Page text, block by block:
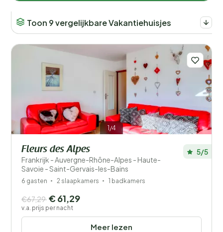
Toon 9 vergelijkbare Vakantiehuisjes
1/4
Fleurs des Alpes
Frankrijk - Auvergne-Rhône-Alpes - Haute-
Savoie - Saint-Gervais-les-Bains
5/5
6 gasten 2 slaapkamers 1 badkamers
Meer lezen
€67,29 € 61,29
v.a. prijs per nacht